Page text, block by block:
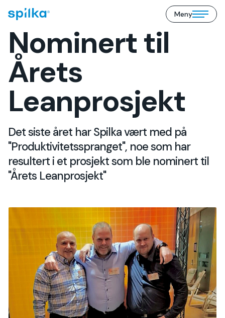
Spilka
(NO)
Meny
Open/close
Nominert til
Årets
Leanprosjekt
Det siste året har Spilka vært med på
"Produktivitetsspranget", noe som har
resultert i et prosjekt som ble nominert til
"Årets Leanprosjekt"